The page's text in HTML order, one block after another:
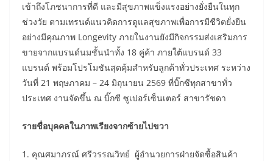
เข้าถึงโภชนาการที่ดี และมีสุขภาพแข็งแรงอย่างยั่งยืนในทุก
ช่วงวัย ตามเทรนด์แนวคิดการดูแลสุขภาพเพื่อการมีชีวิตยั่งยืน
อย่างมีคุณภาพ Longevity ภายในงานยังมีกิจกรรมส่งเสริมการ
ขายจากแบรนด์นมชั้นนำทั้ง 18 คู่ค้า ภายใต้แบรนด์ 33
แบรนด์ พร้อมโปรโมชันสุดคุ้มสำหรับลูกค้าทั่วประเทศ ระหว่าง
วันที่ 21 พฤษภาคม – 24 มิถุนายน 2569 ที่บิ๊กซีทุกสาขาทั่ว
ประเทศ งานจัดขึ้น ณ บิ๊กซี ซูเปอร์เซ็นเตอร์ สาขารัชดา
รายชื่อบุคคลในภาพเรียงจากซ้ายไปขวา
1. คุณศมาภรณ์ ศรีวรรณวิทย์ ​ผู้อำนวยการฝ่ายจัดซื้อสินค้า